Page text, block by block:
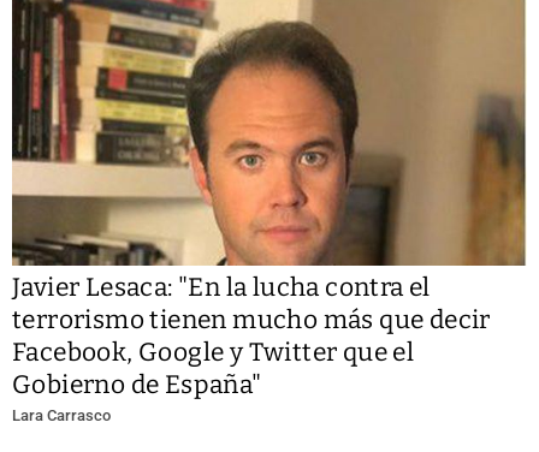
Javier Lesaca: "En la lucha contra el
terrorismo tienen mucho más que decir
Facebook, Google y Twitter que el
Gobierno de España"
Lara Carrasco